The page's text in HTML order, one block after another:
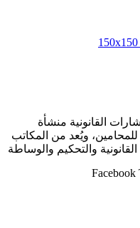
القانونية منشأة
ويُعد من المكاتب
والتحكيم والوساطة
Facebook